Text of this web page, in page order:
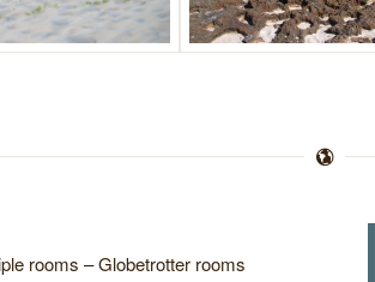
rooms – Globetrotter rooms